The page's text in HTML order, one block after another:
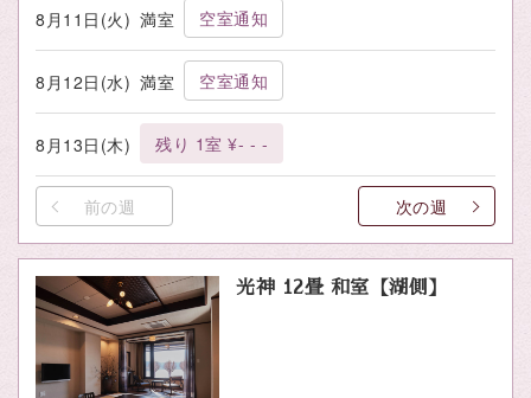
8月11日(火) 満室 空室通知
8月12日(水) 満室 空室通知
8月13日(木) 残り 1室 ¥- - -
前の週 次の週
光神 12畳 和室【湖側】